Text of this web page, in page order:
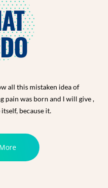
all this mistaken idea of
pain was born and I will give ,
because it.